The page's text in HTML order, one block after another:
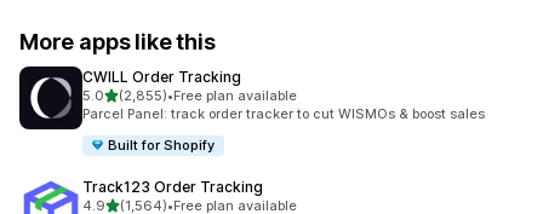
More apps like this
CWILL Order Tracking
5.0out of 5 stars
(2,855)
2855 total reviews
•Free plan available
Parcel Panel: track order tracker to cut WISMOs & boost sales
Built for Shopify
Track123 Order Tracking
4.9out of 5 stars
(1,564)•Free plan available